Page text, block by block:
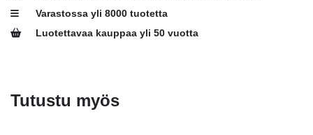
Varastossa yli 8000 tuotetta
Luotettavaa kauppaa yli 50 vuotta
Tutustu myös